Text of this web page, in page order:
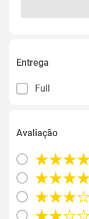
Entrega
Full
Avaliação